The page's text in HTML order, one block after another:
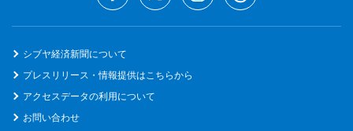
シブヤ経済新聞について
プレスリリース・情報提供はこちらから
アクセスデータの利用について
お問い合わせ